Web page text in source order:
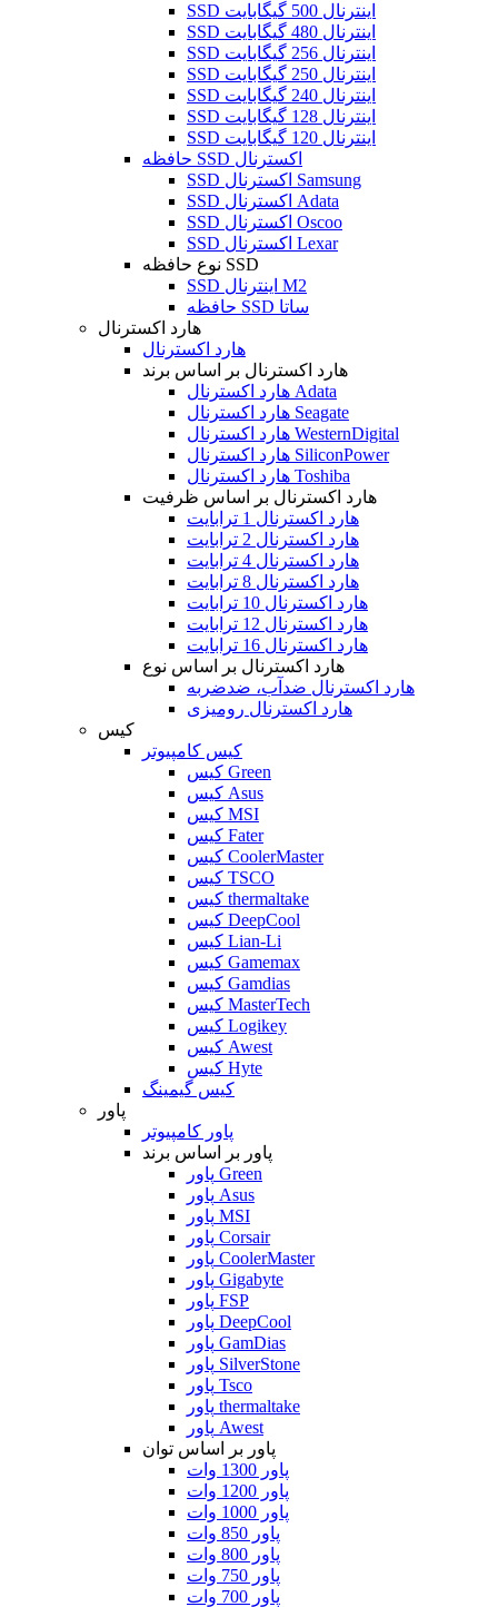
SSD اینترنال 500 گیگابایت
SSD اینترنال 480 گیگابایت
SSD اینترنال 256 گیگابایت
SSD اینترنال 250 گیگابایت
SSD اینترنال 240 گیگابایت
SSD اینترنال 128 گیگابایت
SSD اینترنال 120 گیگابایت
حافظه SSD اکسترنال
SSD اکسترنال Samsung
SSD اکسترنال Adata
SSD اکسترنال Oscoo
SSD اکسترنال Lexar
نوع حافظه SSD
SSD اینترنال M2
حافظه SSD ساتا
هارد اکسترنال
هارد اکسترنال
هارد اکسترنال بر اساس برند
هارد اکسترنال Adata
هارد اکسترنال Seagate
هارد اکسترنال WesternDigital
هارد اکسترنال SiliconPower
هارد اکسترنال Toshiba
هارد اکسترنال بر اساس ظرفیت
هارد اکسترنال 1 ترابایت
هارد اکسترنال 2 ترابایت
هارد اکسترنال 4 ترابایت
هارد اکسترنال 8 ترابایت
هارد اکسترنال 10 ترابایت
هارد اکسترنال 12 ترابایت
هارد اکسترنال 16 ترابایت
هارد اکسترنال بر اساس نوع
هارد اکسترنال ضدآب، ضدضربه
هارد اکسترنال رومیزی
کیس
کیس کامپیوتر
کیس Green
کیس Asus
کیس MSI
کیس Fater
کیس CoolerMaster
کیس TSCO
کیس thermaltake
کیس DeepCool
کیس Lian-Li
کیس Gamemax
کیس Gamdias
کیس MasterTech
کیس Logikey
کیس Awest
کیس Hyte
کیس گیمینگ
پاور
پاور کامپیوتر
پاور بر اساس برند
پاور Green
پاور Asus
پاور MSI
پاور Corsair
پاور CoolerMaster
پاور Gigabyte
پاور FSP
پاور DeepCool
پاور GamDias
پاور SilverStone
پاور Tsco
پاور thermaltake
پاور Awest
پاور بر اساس توان
پاور 1300 وات
پاور 1200 وات
پاور 1000 وات
پاور 850 وات
پاور 800 وات
پاور 750 وات
پاور 700 وات